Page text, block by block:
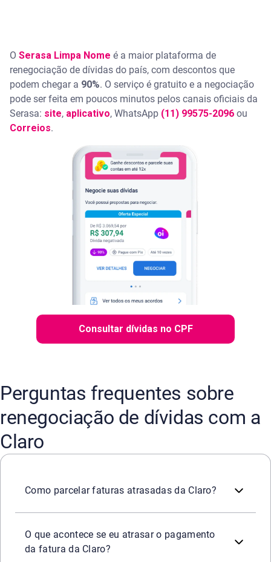
O Serasa Limpa Nome é a maior plataforma de
renegociação de dívidas do país, com descontos que
podem chegar a 90%. O serviço é gratuito e a negociação
pode ser feita em poucos minutos pelos canais oficiais da
Serasa: site, aplicativo, WhatsApp (11) 99575-2096 ou
Correios.
Consultar dívidas no CPF
Perguntas frequentes sobre
renegociação de dívidas com a
Claro
Como parcelar faturas atrasadas da Claro?
Outra opção, especialmente se a dívida for antiga, é
O que acontece se eu atrasar o pagamento
da fatura da Claro?
Caso já exista uma dívida em aberto, é recomendável